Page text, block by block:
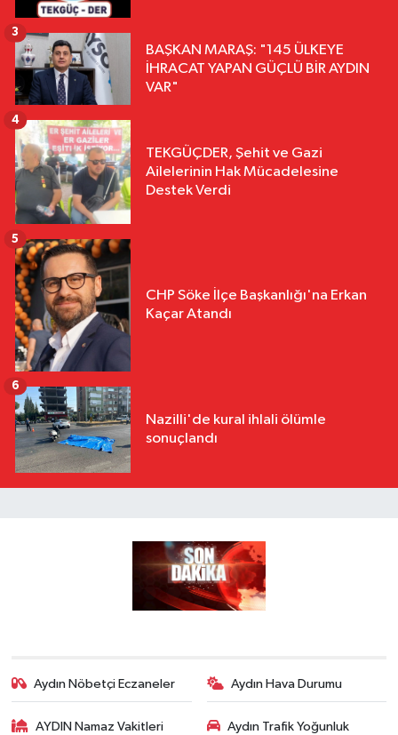
BAŞKAN MARAŞ: "145 ÜLKEYE
İHRACAT YAPAN GÜÇLÜ BİR AYDIN
VAR"
3
TEKGÜÇDER, Şehit ve Gazi
Ailelerinin Hak Mücadelesine
Destek Verdi
4
CHP Söke İlçe Başkanlığı'na Erkan
Kaçar Atandı
5
Nazilli'de kural ihlali ölümle
sonuçlandı
6
Aydın Nöbetçi Eczaneler Aydın Hava Durumu
AYDIN Namaz Vakitleri Aydın Trafik Yoğunluk